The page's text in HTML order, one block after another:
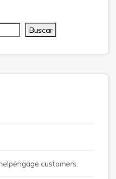
Buscar
customers.